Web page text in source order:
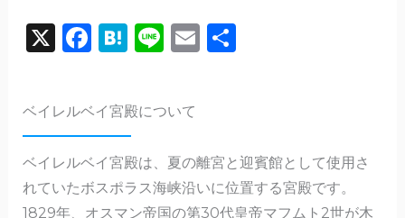
F
e
b
o
o
E
Li
H
te
n
a
X
共
ベイレルベイ宮殿について
ベイレルベイ宮殿は、夏の離宮と迎賓館として使用さ
れていたボスポラス海峡沿いに位置する宮殿です。
1829年、オスマン帝国の第30代皇帝マフムト2世が木